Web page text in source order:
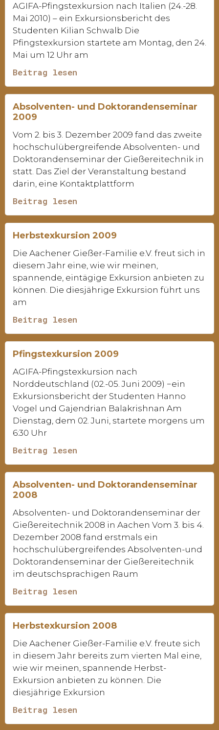
AGIFA-Pfingstexkursion nach Italien (24.-28.
Mai 2010) – ein Exkursionsbericht des
Studenten Kilian Schwalb Die
Pfingstexkursion startete am Montag, den 24.
Mai um 12 Uhr am
Beitrag lesen
Absolventen- und Doktorandenseminar
2009
Vom 2. bis 3. Dezember 2009 fand das zweite
hochschulübergreifende Absolventen- und
Doktorandenseminar der Gießereitechnik in
statt. Das Ziel der Veranstaltung bestand
darin, eine Kontaktplattform
Beitrag lesen
Herbstexkursion 2009
Die Aachener Gießer-Familie e.V. freut sich in
diesem Jahr eine, wie wir meinen,
spannende, eintägige Exkursion anbieten zu
können. Die diesjährige Exkursion führt uns
am
Beitrag lesen
Pfingstexkursion 2009
AGIFA-Pfingstexkursion nach
Norddeutschland (02.-05. Juni 2009) −ein
Exkursionsbericht der Studenten Hanno
Vogel und Gajendrian Balakrishnan Am
Dienstag, dem 02. Juni, startete morgens um
6:30 Uhr
Beitrag lesen
Absolventen- und Doktorandenseminar
2008
Absolventen- und Doktorandenseminar der
Gießereitechnik 2008 in Aachen Vom 3. bis 4.
Dezember 2008 fand erstmals ein
hochschulübergreifendes Absolventen-und
Doktorandenseminar der Gießereitechnik
im deutschsprachigen Raum
Beitrag lesen
Herbstexkursion 2008
Die Aachener Gießer-Familie e.V. freute sich
in diesem Jahr bereits zum vierten Mal eine,
wie wir meinen, spannende Herbst-
Exkursion anbieten zu können. Die
diesjährige Exkursion
Beitrag lesen